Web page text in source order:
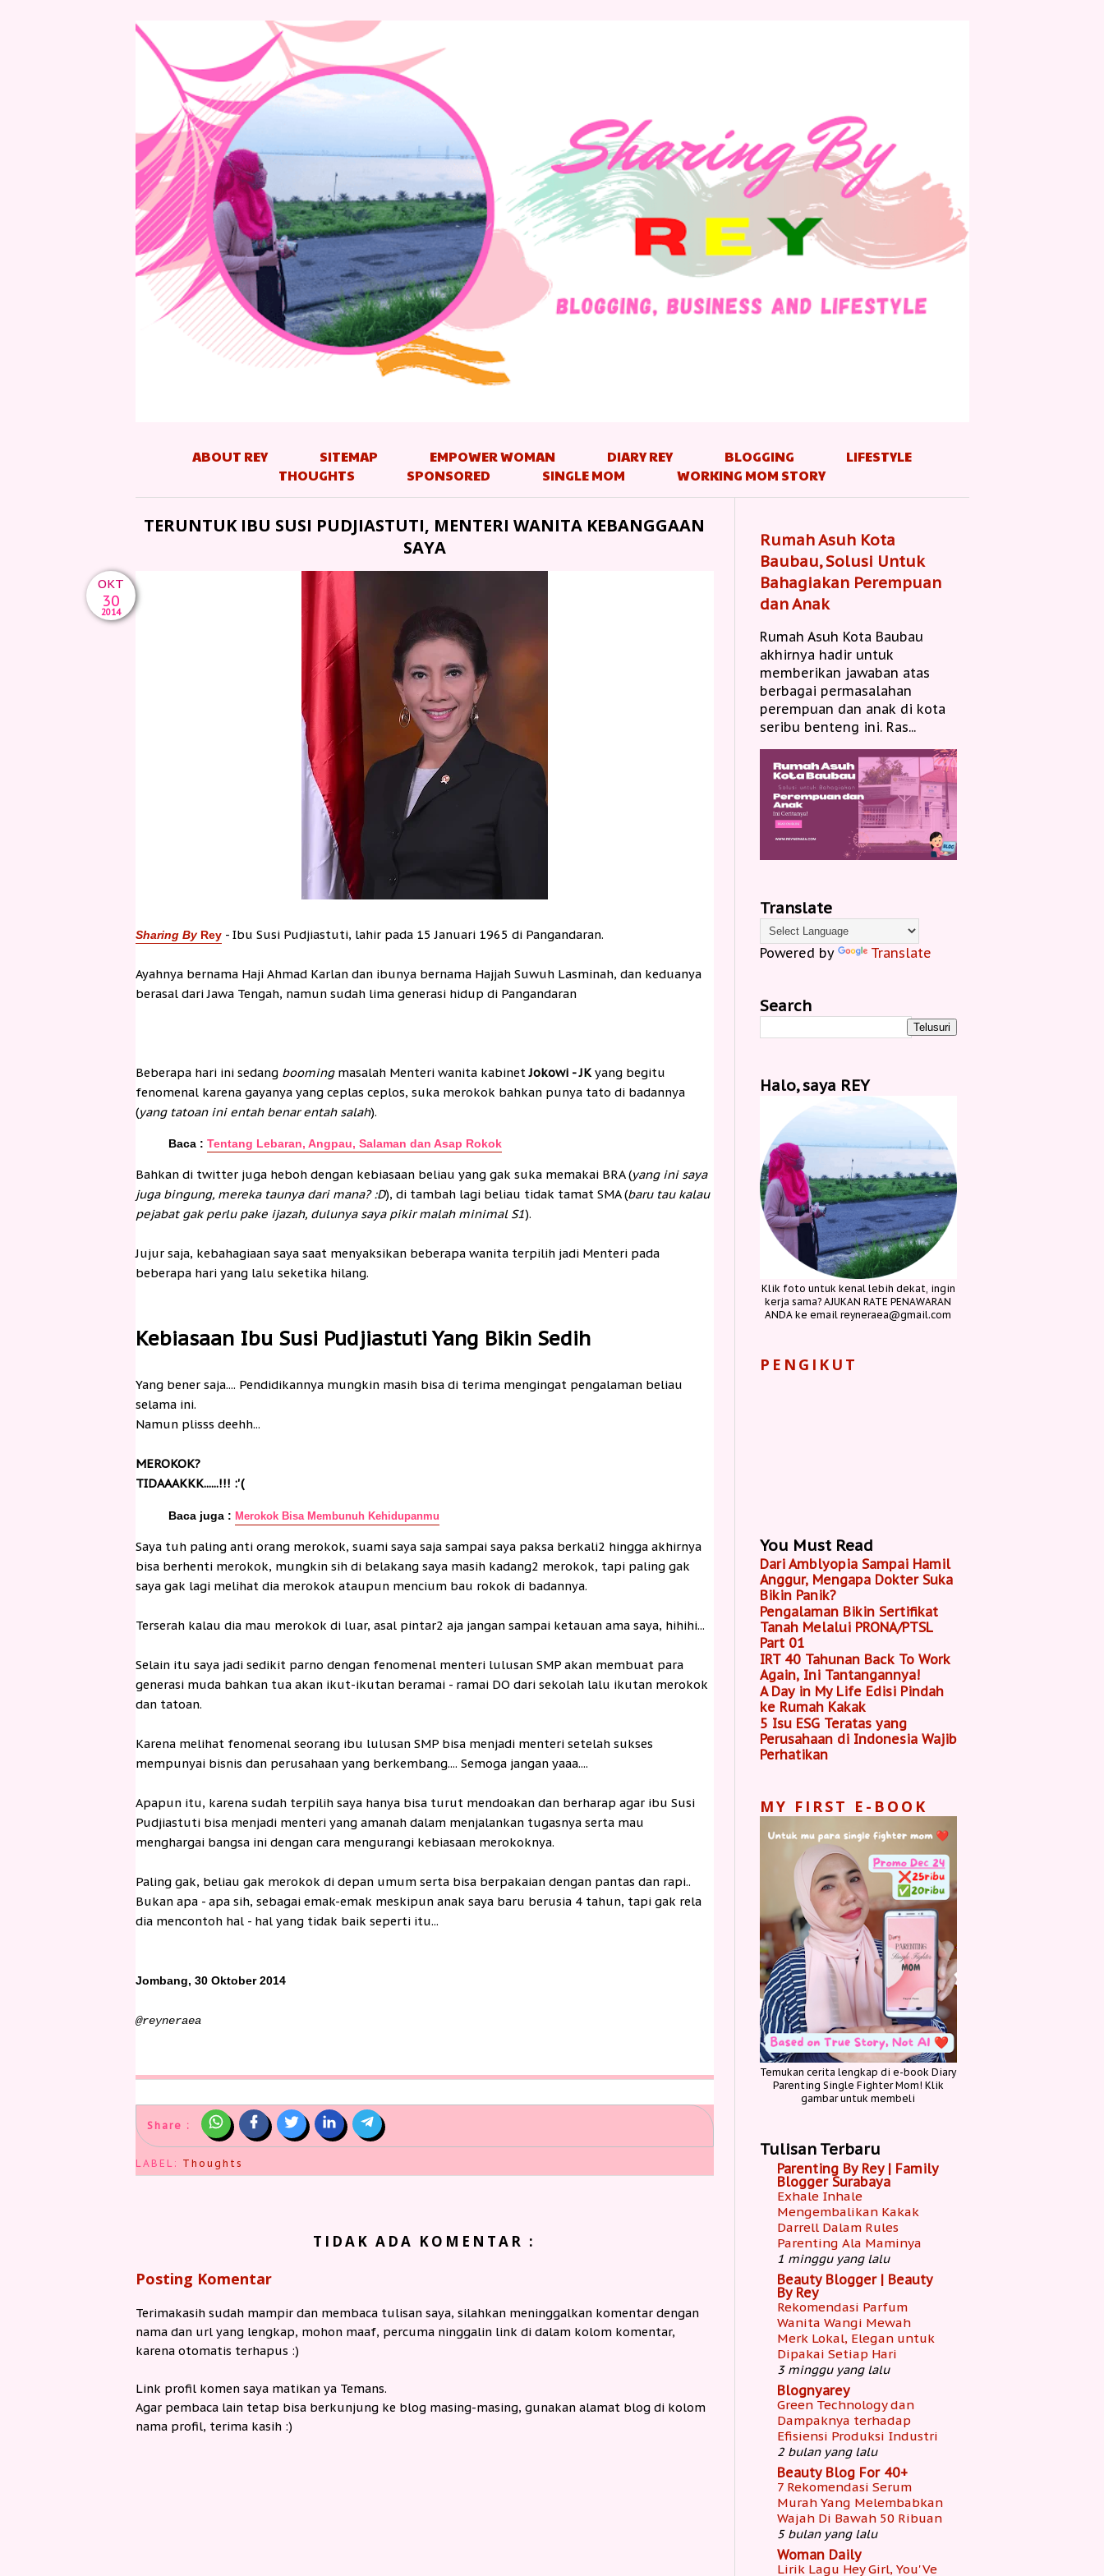
ABOUT REY SITEMAP EMPOWER WOMAN DIARY REY BLOGGING
LIFESTYLE
THOUGHTS
SPONSORED SINGLE MOM WORKING MOM STORY
TERUNTUK IBU SUSI PUDJIASTUTI, MENTERI WANITA KEBANGGAAN
SAYA
OKT
30
2014
Sharing By Rey- Ibu Susi Pudjiastuti, lahir pada 15 Januari 1965 di Pangandaran.
Ayahnya bernama Haji Ahmad Karlan dan ibunya bernama Hajjah Suwuh Lasminah, dan keduanya
berasal dari Jawa Tengah, namun sudah lima generasi hidup di Pangandaran
Beberapa hari ini sedang booming masalah Menteri wanita kabinetJokowi - JK yang begitu
fenomenal karena gayanya yang ceplas ceplos, suka merokok bahkan punya tato di badannya
(yang tatoan ini entah benar entah salah).
Baca : Tentang Lebaran, Angpau, Salaman dan Asap Rokok
Bahkan di twitter juga heboh dengan kebiasaan beliau yang gak suka memakai BRA (yang ini saya
juga bingung, mereka taunya dari mana? :D), di tambah lagi beliau tidak tamat SMA (baru tau kalau
pejabat gak perlu pake ijazah, dulunya saya pikir malah minimal S1).
Jujur saja, kebahagiaan saya saat menyaksikan beberapa wanita terpilih jadi Menteri pada
beberapa hari yang lalu seketika hilang.
Kebiasaan Ibu Susi Pudjiastuti Yang Bikin Sedih
Yang bener saja.... Pendidikannya mungkin masih bisa di terima mengingat pengalaman beliau
selama ini.
Namun plisss deehh...
MEROKOK?
TIDAAAKKK......!!! :'(
Baca juga : Merokok Bisa Membunuh Kehidupanmu
Saya tuh paling anti orang merokok, suami saya saja sampai saya paksa berkali2 hingga akhirnya
bisa berhenti merokok, mungkin sih di belakang saya masih kadang2 merokok, tapi paling gak
saya gak lagi melihat dia merokok ataupun mencium bau rokok di badannya.
Terserah kalau dia mau merokok di luar, asal pintar2 aja jangan sampai ketauan ama saya, hihihi...
Selain itu saya jadi sedikit parno dengan fenomenal menteri lulusan SMP akan membuat para
generasi muda bahkan tua akan ikut-ikutan beramai - ramai DO dari sekolah lalu ikutan merokok
dan tatoan.
Karena melihat fenomenal seorang ibu lulusan SMP bisa menjadi menteri setelah sukses
mempunyai bisnis dan perusahaan yang berkembang.... Semoga jangan yaaa....
Apapun itu, karena sudah terpilih saya hanya bisa turut mendoakan dan berharap agar ibu Susi
Pudjiastuti bisa menjadi menteri yang amanah dalam menjalankan tugasnya serta mau
menghargai bangsa ini dengan cara mengurangi kebiasaan merokoknya.
Paling gak, beliau gak merokok di depan umum serta bisa berpakaian dengan pantas dan rapi..
Bukan apa - apa sih, sebagai emak-emak meskipun anak saya baru berusia 4 tahun, tapi gak rela
dia mencontoh hal - hal yang tidak baik seperti itu...
Jombang, 30 Oktober 2014
@reyneraea
Share :
LABEL: Thoughts
TIDAK ADA KOMENTAR :
Posting Komentar
Terimakasih sudah mampir dan membaca tulisan saya, silahkan meninggalkan komentar dengan
nama dan url yang lengkap, mohon maaf, percuma ninggalin link di dalam kolom komentar,
karena otomatis terhapus :)
Link profil komen saya matikan ya Temans.
Agar pembaca lain tetap bisa berkunjung ke blog masing-masing, gunakan alamat blog di kolom
nama profil, terima kasih :)
Rumah Asuh Kota
Baubau, Solusi Untuk
Bahagiakan Perempuan
dan Anak
Rumah Asuh Kota Baubau
akhirnya hadir untuk
memberikan jawaban atas
berbagai permasalahan
perempuan dan anak di kota
seribu benteng ini. Ras...
Translate
Powered by Translate
Search
Halo, saya REY
Klik foto untuk kenal lebih dekat, ingin
kerja sama? AJUKAN RATE PENAWARAN
ANDA ke email reyneraea@gmail.com
PENGIKUT
You Must Read
Dari Amblyopia Sampai Hamil
Anggur, Mengapa Dokter Suka
Bikin Panik?
Pengalaman Bikin Sertifikat
Tanah Melalui PRONA/PTSL
Part 01
IRT 40 Tahunan Back To Work
Again, Ini Tantangannya!
A Day in My Life Edisi Pindah
ke Rumah Kakak
5 Isu ESG Teratas yang
Perusahaan di Indonesia Wajib
Perhatikan
MY FIRST E-BOOK
Temukan cerita lengkap di e-book Diary
Parenting Single Fighter Mom! Klik
gambar untuk membeli
Tulisan Terbaru
Parenting By Rey | Family
Blogger Surabaya
Exhale Inhale
Mengembalikan Kakak
Darrell Dalam Rules
Parenting Ala Maminya
1 minggu yang lalu
Beauty Blogger | Beauty
By Rey
Rekomendasi Parfum
Wanita Wangi Mewah
Merk Lokal, Elegan untuk
Dipakai Setiap Hari
3 minggu yang lalu
Blognyarey
Green Technology dan
Dampaknya terhadap
Efisiensi Produksi Industri
2 bulan yang lalu
Beauty Blog For 40+
7 Rekomendasi Serum
Murah Yang Melembabkan
Wajah Di Bawah 50 Ribuan
5 bulan yang lalu
Woman Daily
Lirik Lagu Hey Girl, You'Ve